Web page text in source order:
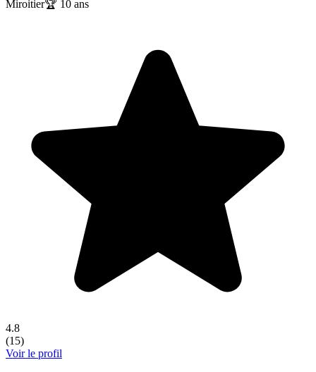
Miroitier🏆 10 ans
4.8
(15)
Voir le profil